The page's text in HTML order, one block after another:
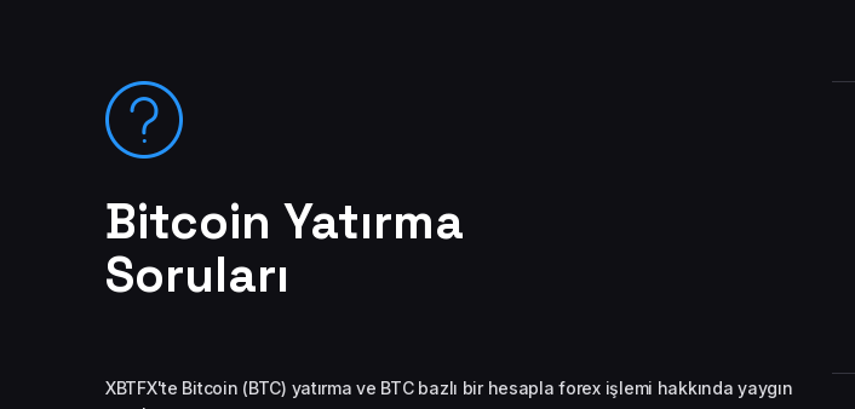
Bitcoin Yatırma
Soruları
XBTFX'te Bitcoin (BTC) yatırma ve BTC bazlı bir hesapla forex işlemi hakkında yaygın